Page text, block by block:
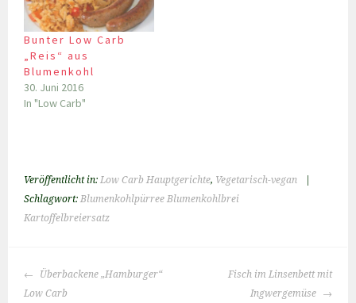
Bunter Low Carb
„Reis“ aus
Blumenkohl
30. Juni 2016
In "Low Carb"
Veröffentlicht in:Low Carb Hauptgerichte, Vegetarisch-vegan
Schlagwort:Blumenkohlpürree Blumenkohlbrei
Kartoffelbreiersatz
BEITRAGS-
NAVIGATION
Überbackene „Hamburger“
Low Carb
Fisch im Linsenbett mit
Ingwergemüse